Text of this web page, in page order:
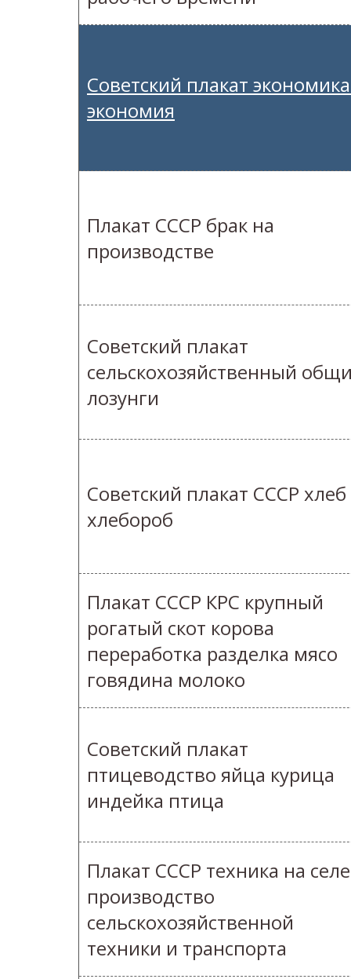
Советский плакат
экономия
Плакат СССР брак на
производстве
Советский плакат
сельскохозяйственный
лозунги
Советский плакат СССР хлеб
хлебороб
Плакат СССР КРС крупный
рогатый скот корова
переработка разделка мясо
говядина молоко
Советский плакат
птицеводство яйца курица
индейка птица
Плакат СССР техника на селе
производство
сельскохозяйственной
техники и транспорта